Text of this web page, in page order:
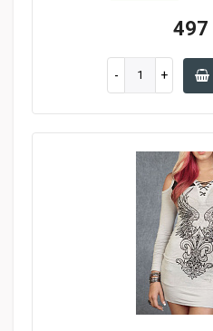
497